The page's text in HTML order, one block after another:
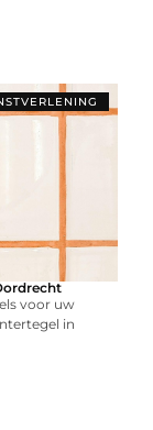
voor uw
in